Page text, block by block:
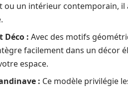
ou un intérieur contemporain, il
Déco : Avec des motifs
facilement dans un décor
espace.
: Ce modèle privilégie